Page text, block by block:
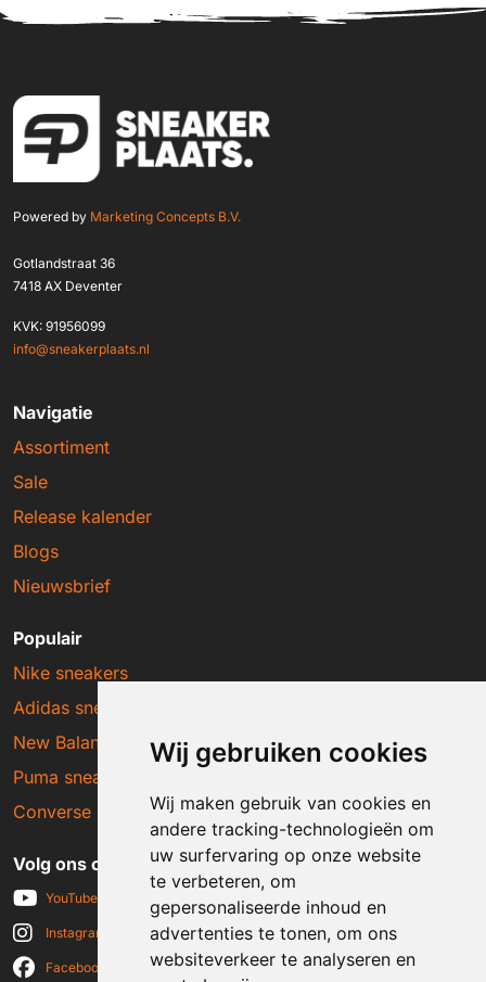
Wij gebruiken cookies
Wij maken gebruik van cookies en
andere tracking-technologieën om
uw surfervaring op onze website
te verbeteren, om
gepersonaliseerde inhoud en
advertenties te tonen, om ons
websiteverkeer te analyseren en
Powered by Marketing Concepts B.V.
Gotlandstraat 36
7418 AX Deventer
KVK: 91956099
info@sneakerplaats.nl
Navigatie
Assortiment
Sale
Release kalender
Blogs
Nieuwsbrief
Populair
Nike sneakers
Adidas sneakers
New Balance sneakers
Puma sneakers
Converse sneakers
Volg ons op social media
YouTube
Instagram
Facebook